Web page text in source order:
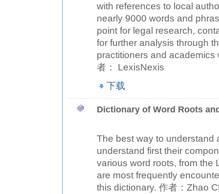
with references to local
nearly 9000 words and
point for legal research,
for further analysis through
practitioners and
者： LexisNexis
下载
Dictionary of Word Roots
The best way to understand
understand first their
various word roots, from the
are most frequently
this dictionary. 作者：Zhao